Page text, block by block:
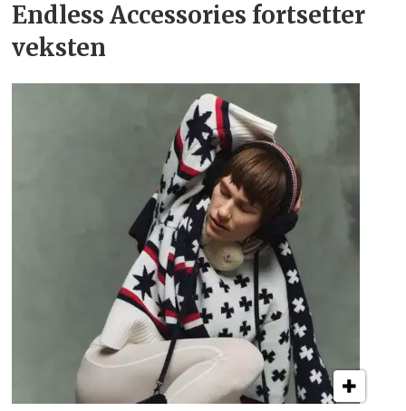
Endless Accessories fortsetter
veksten